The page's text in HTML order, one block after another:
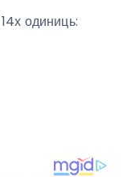
14х одиниць: